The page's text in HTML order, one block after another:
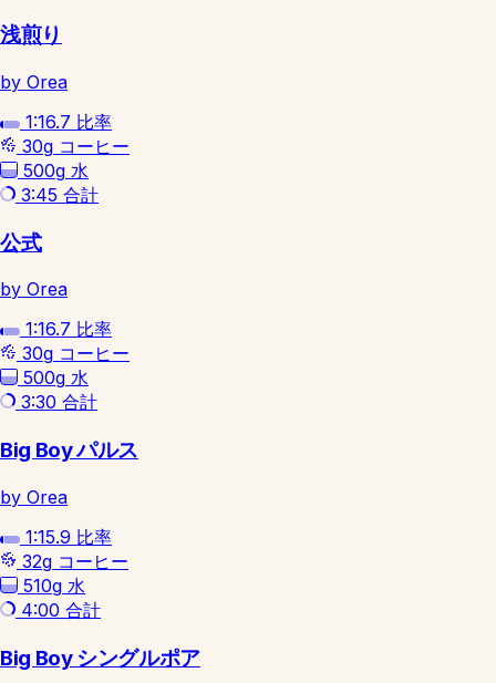
浅煎り
by Orea
1:16.7 比率
30g コーヒー
500g 水
3:45 合計
公式
by Orea
1:16.7 比率
30g コーヒー
500g 水
3:30 合計
Big Boy パルス
by Orea
1:15.9 比率
32g コーヒー
510g 水
4:00 合計
Big Boy シングルポア